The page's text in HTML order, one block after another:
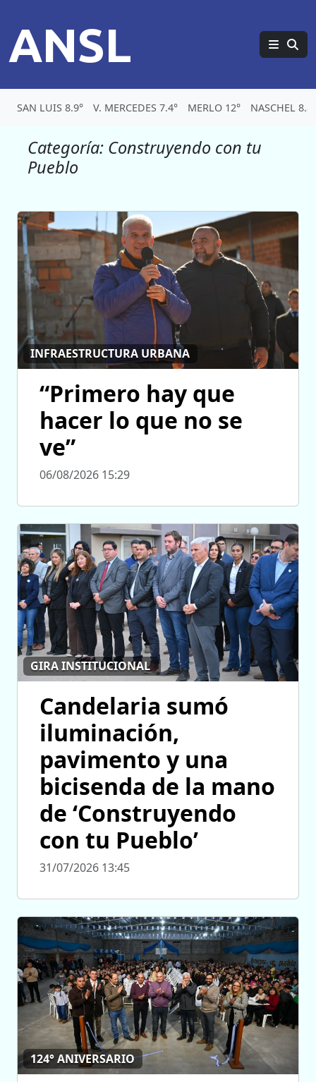
ANSL
SAN LUIS 8.9° V. MERCEDES 7.4° MERLO 12° NASCHEL 8.8°
Categoría: Construyendo con tu
Pueblo
INFRAESTRUCTURA URBANA
“Primero hay que
hacer lo que no se
ve”
06/08/2026 15:29
GIRA INSTITUCIONAL
Candelaria sumó
iluminación,
pavimento y una
bicisenda de la mano
de ‘Construyendo
con tu Pueblo’
31/07/2026 13:45
124° ANIVERSARIO